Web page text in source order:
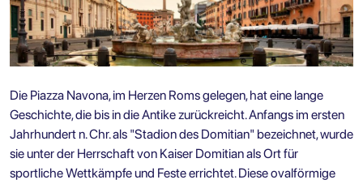
Die Piazza Navona, im Herzen Roms gelegen, hat eine lange
Geschichte, die bis in die Antike zurückreicht. Anfangs im ersten
Jahrhundert n. Chr. als "Stadion des Domitian" bezeichnet, wurde
sie unter der Herrschaft von Kaiser Domitian als Ort für
sportliche Wettkämpfe und Feste errichtet. Diese ovalförmige